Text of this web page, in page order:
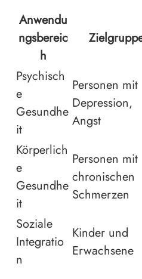
Anwendu
ngsbereic
h
Psychisch
e
Gesundhe
it
Personen mit
Depression,
Angst
Körperlich
e
Gesundhe
it
Personen mit
chronischen
Schmerzen
Soziale
Integratio
n
Kinder und
Erwachsene